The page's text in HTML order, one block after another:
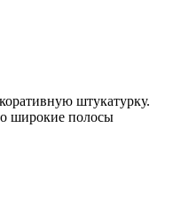
штукатурку.
широкие полосы